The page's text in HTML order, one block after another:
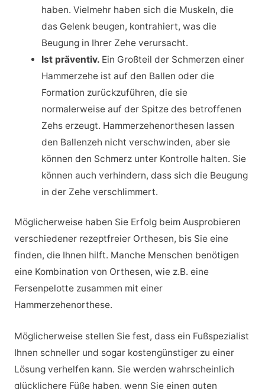
haben. Vielmehr haben sich die Muskeln, die
das Gelenk beugen, kontrahiert, was die
Beugung in Ihrer Zehe verursacht.
Ist präventiv. Ein Großteil der Schmerzen einer
Hammerzehe ist auf den Ballen oder die
Formation zurückzuführen, die sie
normalerweise auf der Spitze des betroffenen
Zehs erzeugt. Hammerzehenorthesen lassen
den Ballenzeh nicht verschwinden, aber sie
können den Schmerz unter Kontrolle halten. Sie
können auch verhindern, dass sich die Beugung
in der Zehe verschlimmert.
Möglicherweise haben Sie Erfolg beim Ausprobieren
verschiedener rezeptfreier Orthesen, bis Sie eine
finden, die Ihnen hilft. Manche Menschen benötigen
eine Kombination von Orthesen, wie z.B. eine
Fersenpelotte zusammen mit einer
Hammerzehenorthese.
Möglicherweise stellen Sie fest, dass ein Fußspezialist
Ihnen schneller und sogar kostengünstiger zu einer
Lösung verhelfen kann. Sie werden wahrscheinlich
glücklichere Füße haben, wenn Sie einen guten